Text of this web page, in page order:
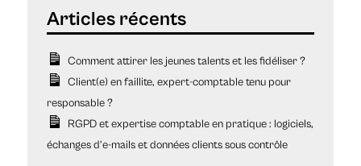
Comment attirer les jeunes talents et les fidéliser ?
Client(e) en faillite, expert-comptable tenu pour
responsable ?
RGPD et expertise comptable en pratique : logiciels,
échanges d’e-mails et données clients sous contrôle